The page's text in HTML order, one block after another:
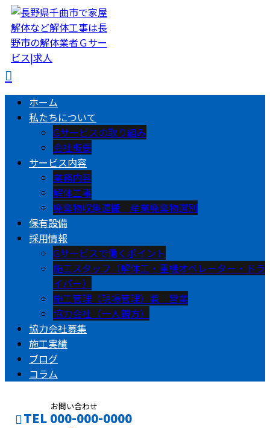
ホーム
私たちについて
Gサービスの取り組み
会社概要
サービス内容
業務内容
解体工事
廃棄物収集運搬 産業廃棄物選別
保有設備
採用情報
Gサービスで働くポイント
施工スタッフ（解体工・重機オペレーター・ドラ
イバー）
施工管理（現場管理）兼 営業
協力会社（一人親方）
協力会社募集
施工実績
ブログ
コラム
お問い合わせ
TEL 000-000-0000